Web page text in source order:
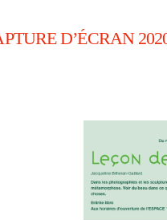
D’ÉCRAN